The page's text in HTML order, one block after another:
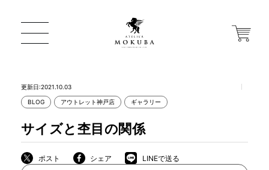
店舗から探す
更新日:2021.10.03
BLOG アウトレット神戸店 ギャラリー
サイズと杢目の関係
ポスト シェア LINEで送る